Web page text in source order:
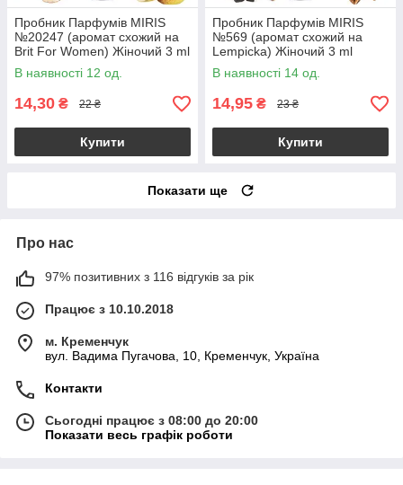
Пробник Парфумів MIRIS
№20247 (аромат схожий на
Brit For Women) Жіночий 3 ml
В наявності 12 од.
14,30 ₴ 22 ₴
Купити
Пробник Парфумів MIRIS
№569 (аромат схожий на
Lempicka) Жіночий 3 ml
В наявності 14 од.
14,95 ₴ 23 ₴
Купити
Показати ще
Про нас
97% позитивних з 116 відгуків за рік
Працює з 10.10.2018
м. Кременчук
вул. Вадима Пугачова, 10, Кременчук, Україна
Контакти
Сьогодні працює з 08:00 до 20:00
Показати весь графік роботи